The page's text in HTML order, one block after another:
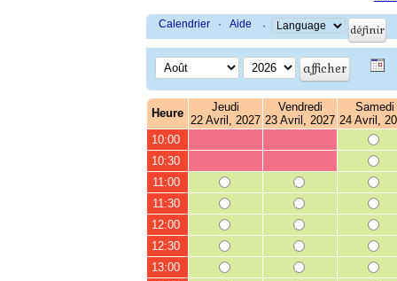
Calendrier · Aide ·
Heure
Jeudi
22 Avril, 2027
Vendredi
23 Avril, 2027
Samedi
24 Avril,
10:00
10:30
11:00
11:30
12:00
12:30
13:00